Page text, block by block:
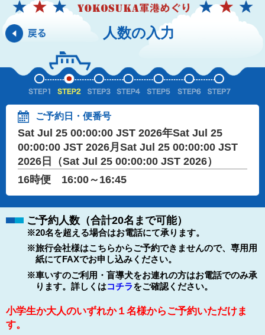
人数の入力
ご予約日・便番号
Sat Jul 25 00:00:00 JST 2026年Sat Jul 25
00:00:00 JST 2026月Sat Jul 25 00:00:00 JST
2026日（Sat Jul 25 00:00:00 JST 2026）
16時便 16:00～16:45
ご予約人数（合計20名まで可能）
※20名を超える場合はお電話にて承ります。
※旅行会社様はこちらからご予約できませんので、専用用
紙にてFAXでお申し込みください。
※車いすのご利用・盲導犬をお連れの方はお電話でのみ承
ります。詳しくはコチラをご確認ください。
小学生か大人のいずれか１名様からご予約いただけま
す。